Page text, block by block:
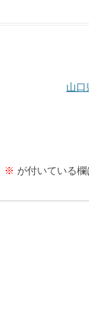
山
※ が付いている